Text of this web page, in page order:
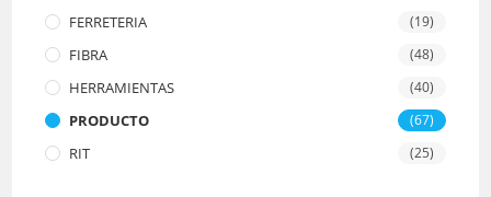
FERRETERIA (19)
FIBRA (48)
HERRAMIENTAS (40)
PRODUCTO (67)
RIT (25)